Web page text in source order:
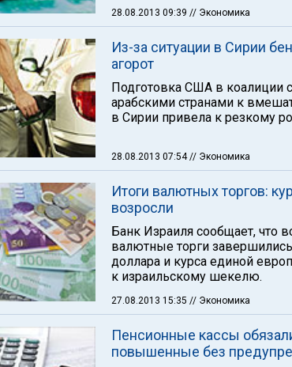
28.08.2013 09:39 // Экономика
Из-за ситуации в Сирии
агорот
Подготовка США в коалиции
арабскими странами к
в Сирии привела к резкому
28.08.2013 07:54// Экономика
Итоги валютных торгов:
возросли
Банк Израиля сообщает, что
валютные торги
доллара и курса единой
к израильскому шекелю.
27.08.2013 15:35 // Экономика
Пенсионные кассы
повышенные без